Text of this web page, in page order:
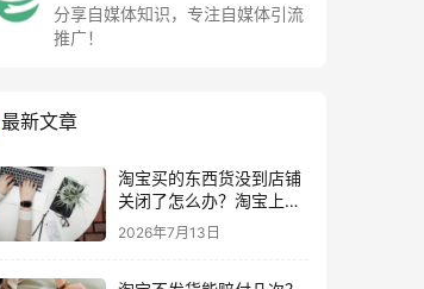
分享自媒体知识，专注自媒体引流
推广！
最新文章
淘宝买的东西货没到店铺
关闭了怎么办？淘宝上买
东西货没收到店铺关闭了
我可以申请退款吗
2026年7月13日